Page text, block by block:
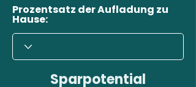
Prozentsatz der Aufladung zu
Hause:
Sparpotential